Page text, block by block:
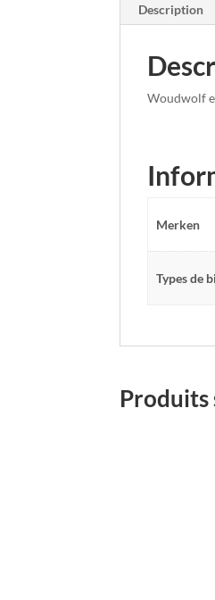
Description
Woudwolf
Merken
Types de
Produits